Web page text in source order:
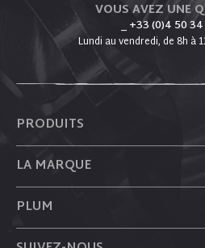
VOUS AVEZ UNE
_ +33 (0)4 50
Lundi au vendredi, de 8h à
PRODUITS
LA MARQUE
PLUM